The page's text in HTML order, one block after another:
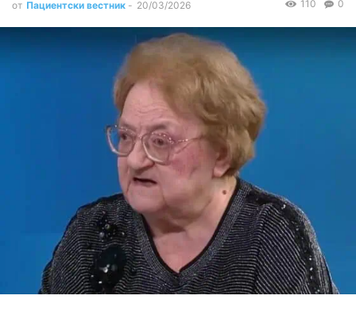
от Пациентски вестник - 20/03/2026 0
110